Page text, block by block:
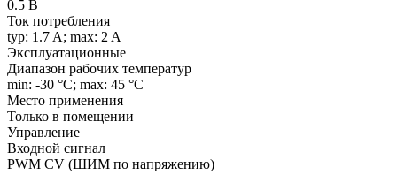
0.5 В
Ток потребления
typ: 1.7 A; max: 2 A
Эксплуатационные
Диапазон рабочих температур
min: -30 °C; max: 45 °C
Место применения
Только в помещении
Управление
Входной сигнал
PWM СV (ШИМ по напряжению)